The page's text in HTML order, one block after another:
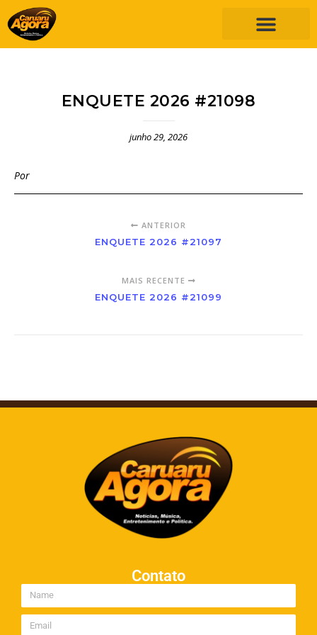
ENQUETE 2026 #21098
junho 29, 2026
Por
ANTERIOR
ENQUETE 2026 #21097
MAIS RECENTE
ENQUETE 2026 #21099
Contato